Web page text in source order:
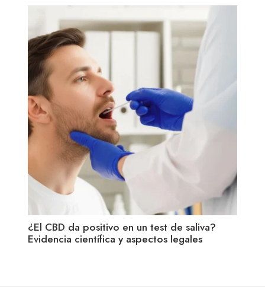
¿El CBD da positivo en un test de saliva?
Evidencia científica y aspectos legales